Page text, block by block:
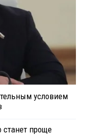
условием
станет проще